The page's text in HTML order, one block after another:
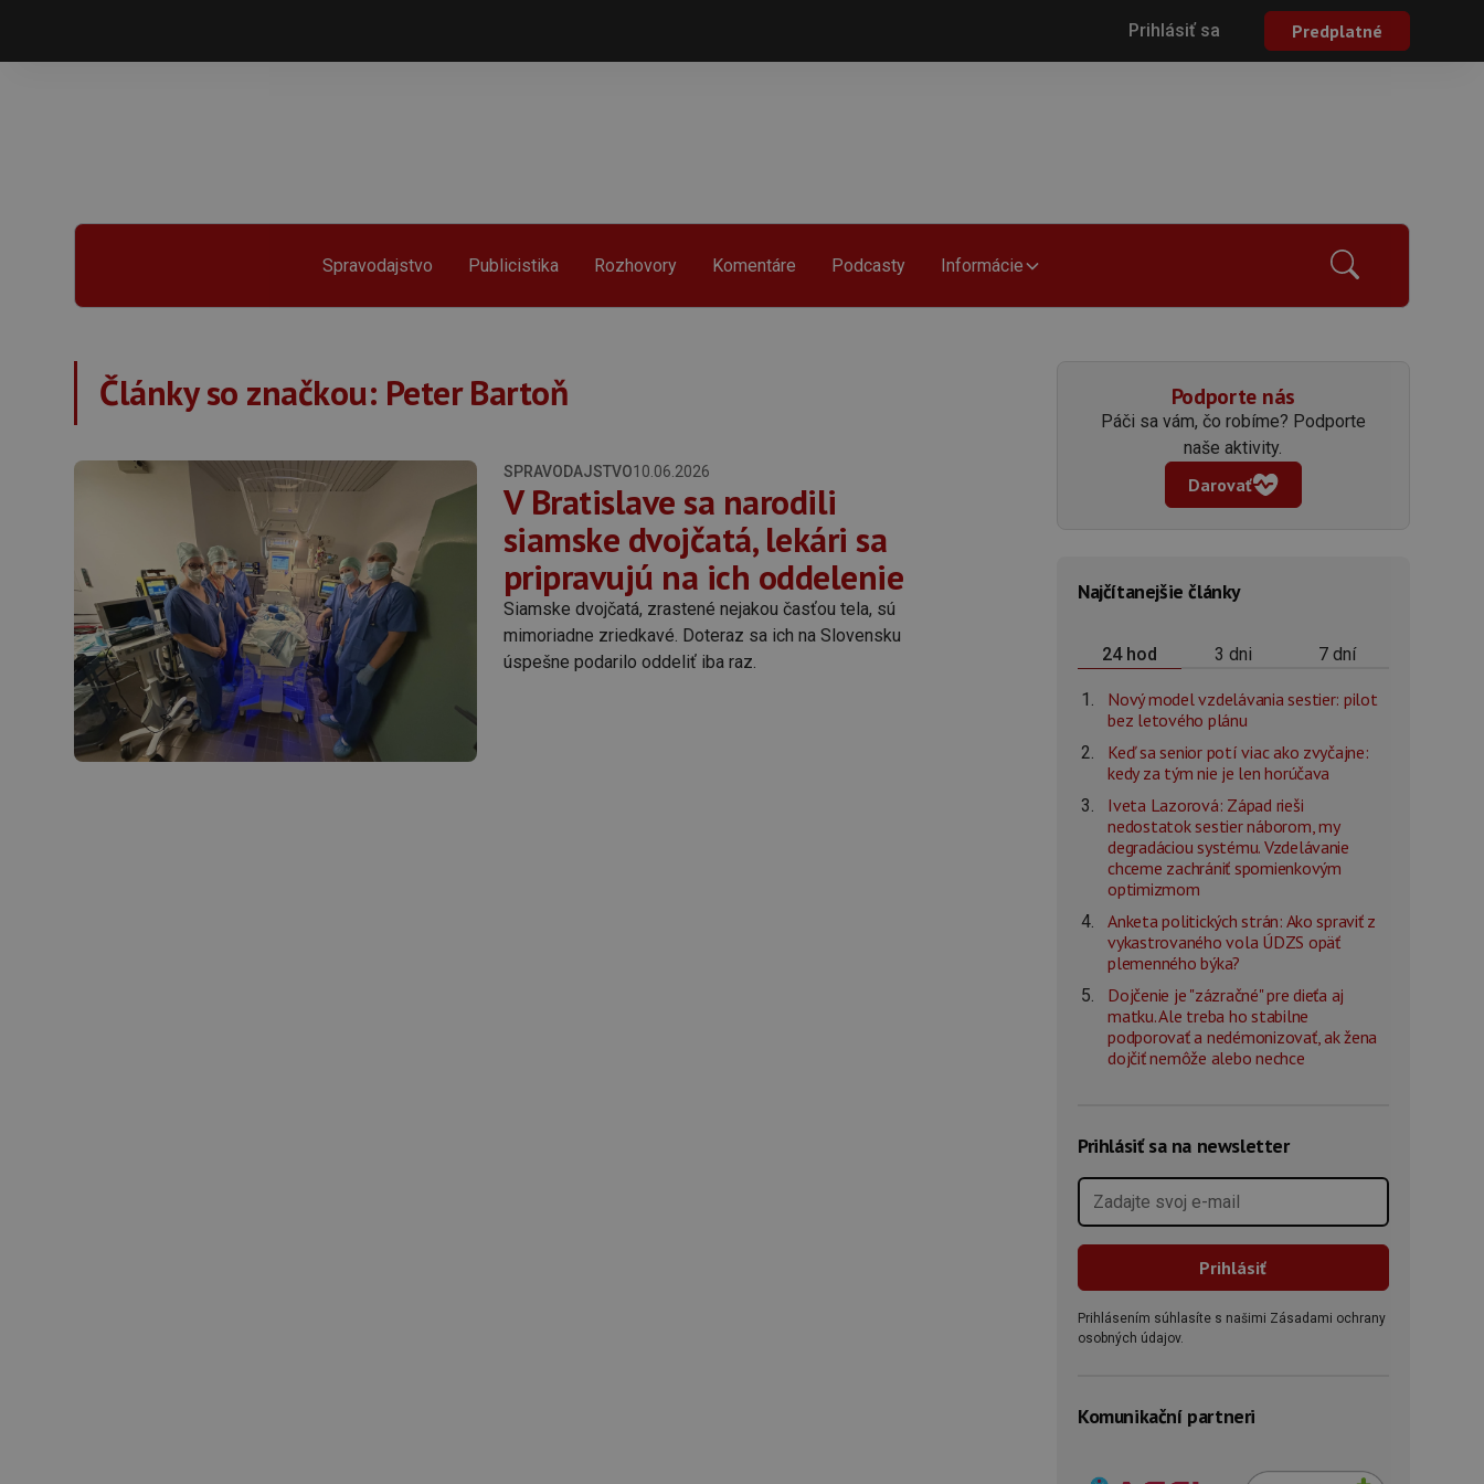
Prihlásiť sa Predplatné
Spravodajstvo Publicistika Rozhovory Komentáre Podcasty Informácie
Články so značkou: Peter Bartoň
SPRAVODAJSTVO10.06.2026
V Bratislave sa narodili
siamske dvojčatá, lekári sa
pripravujú na ich oddelenie
Siamske dvojčatá, zrastené nejakou časťou tela, sú
mimoriadne zriedkavé. Doteraz sa ich na Slovensku
úspešne podarilo oddeliť iba raz.
Podporte nás
Páči sa vám, čo robíme? Podporte
naše aktivity.
Darovať
Najčítanejšie články
24 hod 3 dni 7 dní
Nový model vzdelávania sestier: pilot
bez letového plánu
Keď sa senior potí viac ako zvyčajne:
kedy za tým nie je len horúčava
Iveta Lazorová: Západ rieši
nedostatok sestier náborom, my
degradáciou systému. Vzdelávanie
chceme zachrániť spomienkovým
optimizmom
Anketa politických strán: Ako spraviť z
vykastrovaného vola ÚDZS opäť
plemenného býka?
Dojčenie je "zázračné" pre dieťa aj
matku. Ale treba ho stabilne
podporovať a nedémonizovať, ak žena
dojčiť nemôže alebo nechce
Prihlásiť sa na newsletter
Prihlásením súhlasíte s našimi Zásadami ochrany
osobných údajov.
Komunikační partneri